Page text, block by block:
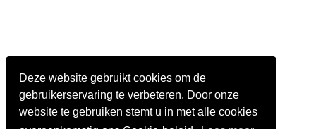
Deze website gebruikt cookies om de
gebruikerservaring te verbeteren. Door onze
website te gebruiken stemt u in met alle cookies